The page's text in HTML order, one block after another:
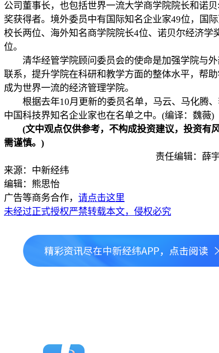
公司董事长，也包括世界一流大学商学院院长和诺
奖获得者。境外委员中有国际知名企业家49位，国
校长两位、海外知名商学院院长4位、诺贝尔经济学
位。
清华经管学院顾问委员会的使命是加强学院与外
联系，提升学院在科研和教学方面的整体水平，帮
成为世界一流的经济管理学院。
根据去年10月更新的委员名单，马云、马化腾、
中国科技界知名企业家也在名单之中。(编译：魏薇)
(文中观点仅供参考，不构成投资建议，投资有
需谨慎。)
责任编辑：薛
来源：中新经纬
编辑：熊思怡
广告等商务合作， 请点击这里
未经过正式授权严禁转载本文，侵权必究